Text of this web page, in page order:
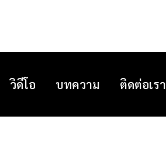
วิดีโอ บทความ ติดต่อเรา